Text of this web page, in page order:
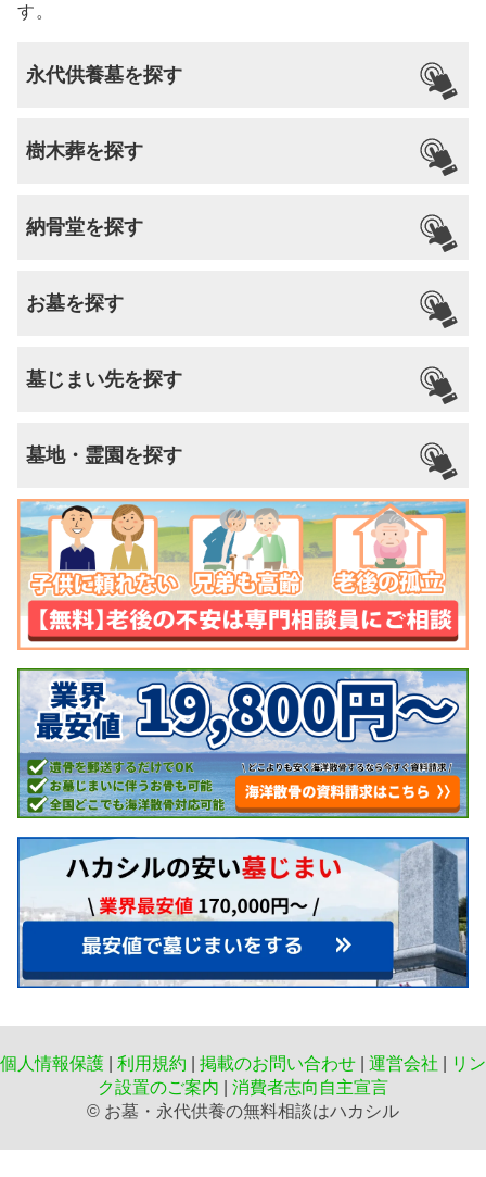
す。
永代供養墓を探す
樹木葬を探す
納骨堂を探す
お墓を探す
墓じまい先を探す
墓地・霊園を探す
個人情報保護 利用規約 掲載のお問い合わせ 運営会社
リン
ク設置のご案内
消費者志向自主宣言
©️ お墓・永代供養の無料相談はハカシル